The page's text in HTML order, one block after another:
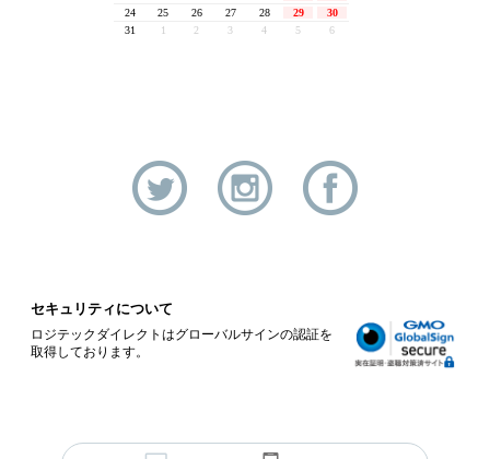
セキュリティについて
ロジテックダイレクトはグローバルサインの認証を
取得しております。